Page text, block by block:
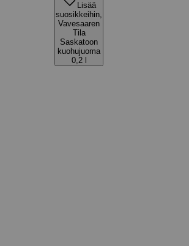
Lisää
suosikkeihin,
Vavesaaren
Tila
Saskatoon
kuohujuoma
0,2 l